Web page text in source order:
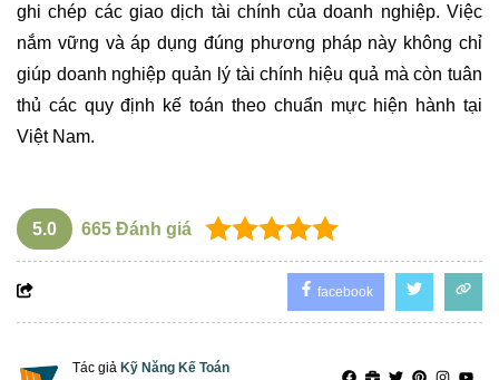
ghi chép các giao dịch tài chính của doanh nghiệp. Việc
nắm vững và áp dụng đúng phương pháp này không chỉ
giúp doanh nghiệp quản lý tài chính hiệu quả mà còn tuân
thủ các quy định kế toán theo chuẩn mực hiện hành tại
Việt Nam.
5.0 665 Đánh giá
facebook
Tác giả Kỹ Năng Kế Toán